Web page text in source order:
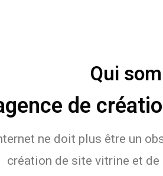
Qui
de
ne doit plus être un
création de site vitrine et